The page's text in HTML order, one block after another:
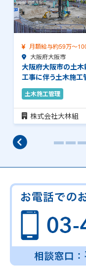
月額給与約59万～
（前職給与保証…
大阪府大阪市
大阪府大阪市の土木
工事に伴う土木施工
のお仕事です。安…
土木施工管理
株式会社大林組